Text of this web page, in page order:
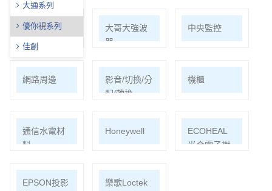
大通系列
優你視系列
佳創
車道系統
大哥大強波
器
中央監控
網路周邊
影音/切換/分
配/轉換
機櫃
通信水電材
料
Honeywell
ECOHEAL
光合電子樹
EPSON投影
樂歌Loctek